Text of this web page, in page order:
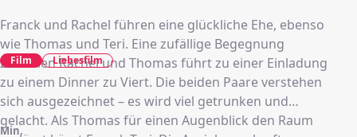
Franck und Rachel führen eine glückliche Ehe, ebenso
wie Thomas und Teri. Eine zufällige Begegnung
zwischen Rachel und Thomas führt zu einer Einladung
zu einem Dinner zu Viert. Die beiden Paare verstehen
sich ausgezeichnet – es wird viel getrunken und
gelacht. Als Thomas für einen Augenblick den Raum
Min.
Film Liebesfilm